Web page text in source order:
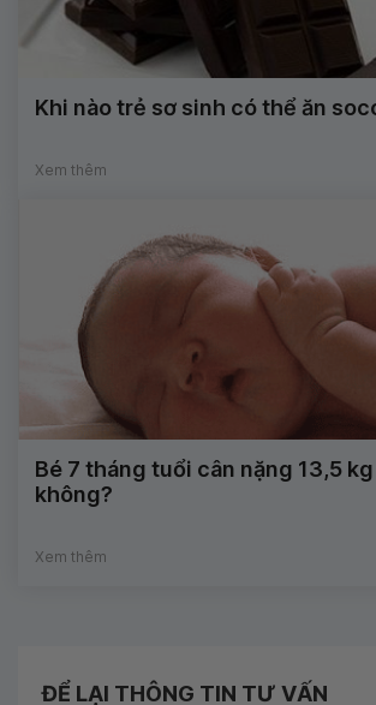
Khi nào trẻ sơ sinh có thể ăn
Xem thêm
Bé 7 tháng tuổi cân nặng 13,5
không?
Xem thêm
ĐỂ LẠI THÔNG TIN TƯ VẤN